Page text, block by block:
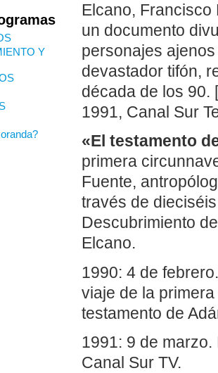
Elcano,
un documento
personajes
devastador tifón,
década de los 90.
1991, Canal Sur
«El testamento
primera
Fuente,
través de
Descubrimiento
Elcano.
1990: 4 de
viaje de la
testamento de
1991: 9 de
Canal Sur TV.
Y